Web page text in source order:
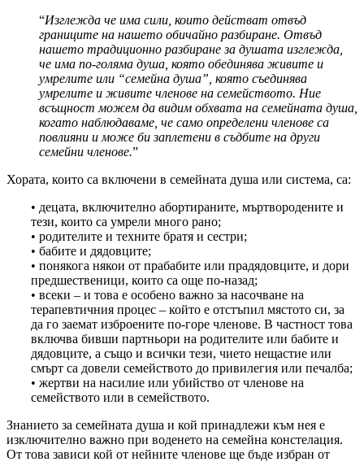
“Изглежда че има сили, които действат отвъд
границите на нашето обичайно разбиране. Отвъд
нашето традиционно разбиране за душата изглежда,
че има по-голяма душа, която обединява живите и
умрелите или “семейна душа”, която съединява
умрелите и живите членове на семейството. Ние
всъщност можем да видим обхвата на семейната душа,
когато наблюдаваме, че само определени членове са
повлияни и може би заплетени в съдбите на други
семейни членове.”
Хората, които са включени в семейната душа или система, са:
• децата, включително абортираните, мъртвородените и
тези, които са умрели много рано;
• родителите и техните братя и сестри;
• бабите и дядовците;
• понякога някои от прабабите или прадядовците, и дори
предшественици, които са още по-назад;
• всеки – и това е особено важно за насочване на
терапевтичния процес – който е отстъпил мястото си, за
да го заемат изброените по-горе членове. В частност това
включва бивши партньори на родителите или бабите и
дядовците, а също и всички тези, чието нещастие или
смърт са довели семейството до привилегия или печалба;
• жертви на насилие или убийство от членове на
семейството или в семейството.
Знанието за семейната душа и кой принадлежи към нея е
изключително важно при воденето на семейна констелация.
От това зависи кой от нейните членове ще бъде избран от